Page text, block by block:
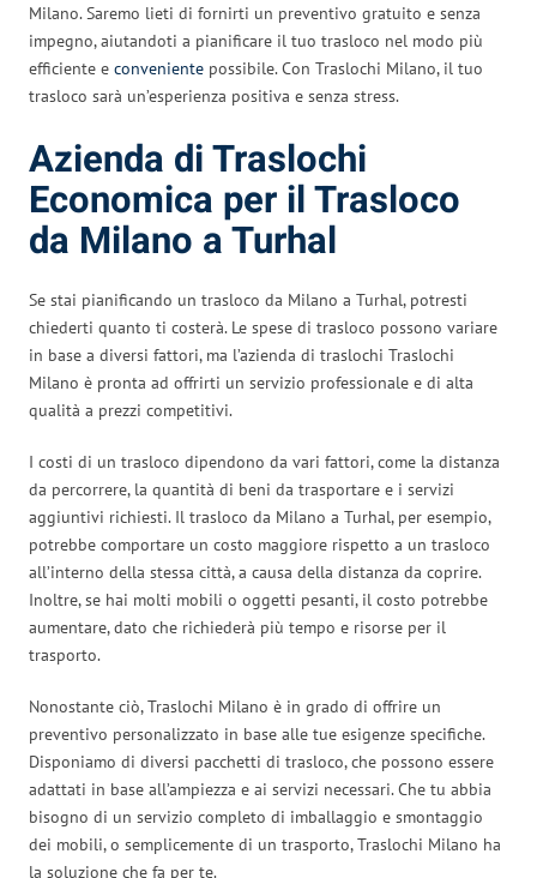
Milano. Saremo lieti di fornirti un preventivo gratuito e senza
impegno, aiutandoti a pianificare il tuo trasloco nel modo più
efficiente e conveniente possibile. Con Traslochi Milano, il tuo
trasloco sarà un’esperienza positiva e senza stress.
Azienda di Traslochi
Economica per il Trasloco
da Milano a Turhal
Se stai pianificando un trasloco da Milano a Turhal, potresti
chiederti quanto ti costerà. Le spese di trasloco possono variare
in base a diversi fattori, ma l’azienda di traslochi Traslochi
Milano è pronta ad offrirti un servizio professionale e di alta
qualità a prezzi competitivi.
I costi di un trasloco dipendono da vari fattori, come la distanza
da percorrere, la quantità di beni da trasportare e i servizi
aggiuntivi richiesti. Il trasloco da Milano a Turhal, per esempio,
potrebbe comportare un costo maggiore rispetto a un trasloco
all’interno della stessa città, a causa della distanza da coprire.
Inoltre, se hai molti mobili o oggetti pesanti, il costo potrebbe
aumentare, dato che richiederà più tempo e risorse per il
trasporto.
Nonostante ciò, Traslochi Milano è in grado di offrire un
preventivo personalizzato in base alle tue esigenze specifiche.
Disponiamo di diversi pacchetti di trasloco, che possono essere
adattati in base all’ampiezza e ai servizi necessari. Che tu abbia
bisogno di un servizio completo di imballaggio e smontaggio
dei mobili, o semplicemente di un trasporto, Traslochi Milano ha
la soluzione che fa per te.